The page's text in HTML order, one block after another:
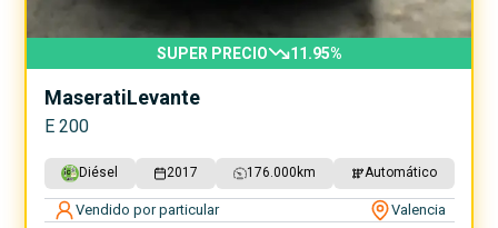
SUPER PRECIO 11.95%
MaseratiLevante
E 200
Diésel 2017 176.000 km Automático
Vendido por particular Valencia